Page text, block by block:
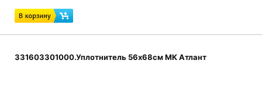
331603301000.Уплотнитель 56x68см МК Атлант